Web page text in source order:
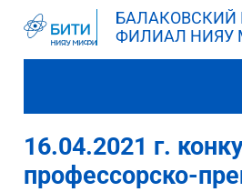
БАЛАКОВСКИЙ
ФИЛИАЛ НИЯУ
16.04.2021 г.
профессорско-